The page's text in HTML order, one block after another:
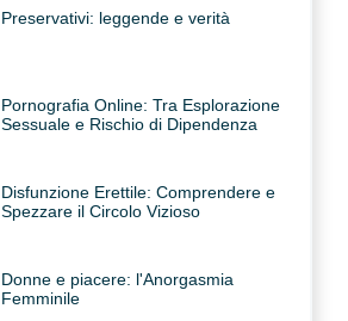
Preservativi: leggende e verità
Pornografia Online: Tra Esplorazione
Sessuale e Rischio di Dipendenza
Disfunzione Erettile: Comprendere e
Spezzare il Circolo Vizioso
Donne e piacere: l'Anorgasmia
Femminile